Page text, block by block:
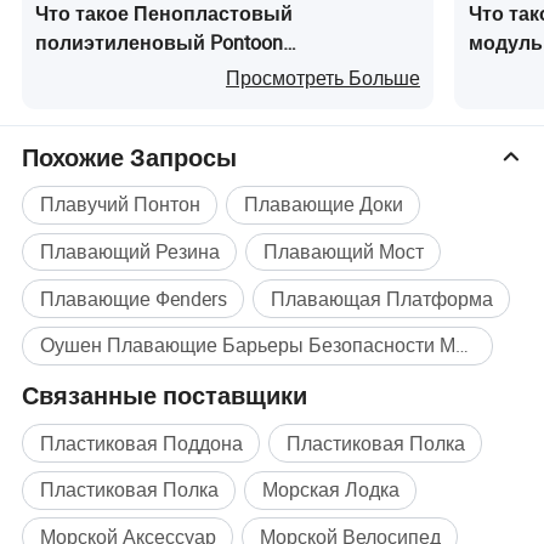
Что такое Пенопластовый
полиэтиленовый Pontoon
поплавковый бак плавка барабана для
Просмотреть Больше
Что
Похожие Запросы
Плавучий Понтон
Плавающие Доки
Плавающий Резина
Плавающий Мост
Плавающие Фenders
Плавающая Платформа
Оушен Плавающие Барьеры Безопасности Массовая покупка
Связанные поставщики
Пластиковая Поддона
Пластиковая Полка
Пластиковая Полка
Морская Лодка
Морской Аксессуар
Морской Велосипед